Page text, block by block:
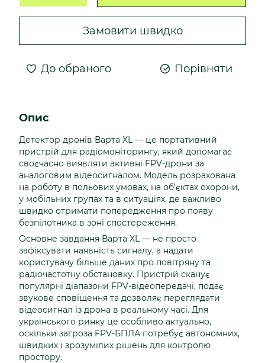
Замовити швидко
До обраного Порівняти
Опис
Детектор дронів Варта XL — це портативний
пристрій для радіомоніторингу, який допомагає
своєчасно виявляти активні FPV-дрони за
аналоговим відеосигналом. Модель розрахована
на роботу в польових умовах, на об’єктах охорони,
у мобільних групах та в ситуаціях, де важливо
швидко отримати попередження про появу
безпілотника в зоні спостереження.
Основне завдання Варта XL — не просто
зафіксувати наявність сигналу, а надати
користувачу більше даних про повітряну та
радіочастотну обстановку. Пристрій сканує
популярні діапазони FPV-відеопередачі, подає
звукове сповіщення та дозволяє переглядати
відеосигнал із дрона в реальному часі. Для
українського ринку це особливо актуально,
оскільки загроза FPV-БПЛА потребує автономних,
швидких і зрозумілих рішень для контролю
простору.